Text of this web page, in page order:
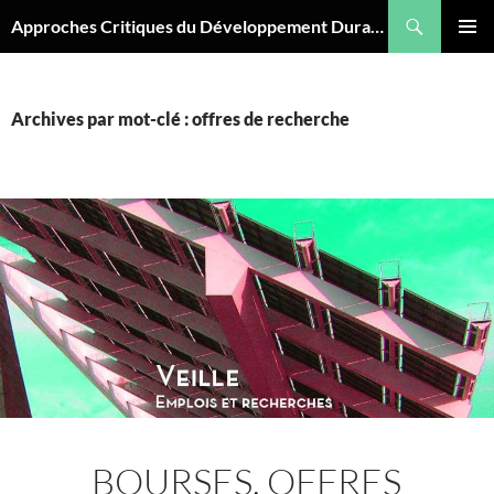
au
Approches Critiques du Développement Durable
Archives par mot-clé : offres de recherche
BOURSES, OFFRES